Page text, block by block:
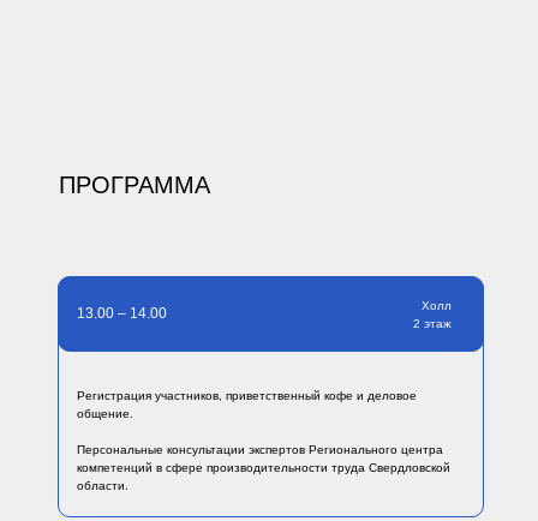
ПРОГРАММА
Холл
2 этаж
Регистрация участников, приветственный кофе и деловое
общение.
Персональные консультации экспертов Регионального центра
компетенций в сфере производительности труда Свердловской
области.
13.00 – 14.00